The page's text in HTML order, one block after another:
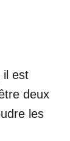
il est
deux
les